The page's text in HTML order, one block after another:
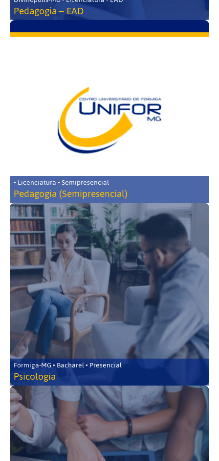
Pedagogia – EAD
• Licenciatura • Semipresencial
Pedagogia (Semipresencial)
Formiga-MG • Bacharel • Presencial
Psicologia